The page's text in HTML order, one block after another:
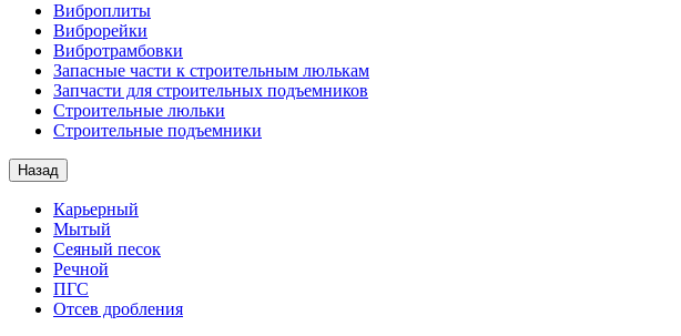
Виброплиты
Виброрейки
Вибротрамбовки
Запасные части к строительным люлькам
Запчасти для строительных подъемников
Строительные люльки
Строительные подъемники
Назад
Карьерный
Мытый
Сеяный песок
Речной
ПГС
Отсев дробления